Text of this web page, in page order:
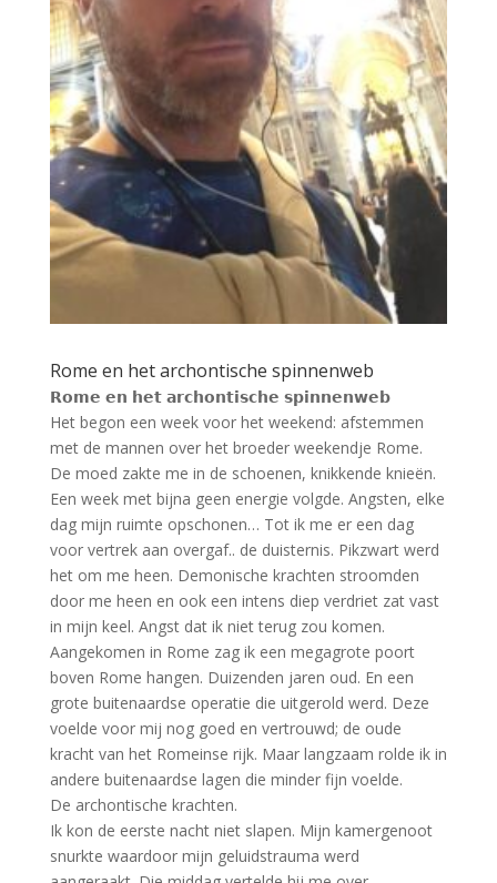
Rome en het archontische spinnenweb
𝗥𝗼𝗺𝗲 𝗲𝗻 𝗵𝗲𝘁 𝗮𝗿𝗰𝗵𝗼𝗻𝘁𝗶𝘀𝗰𝗵𝗲 𝘀𝗽𝗶𝗻𝗻𝗲𝗻𝘄𝗲𝗯
Het begon een week voor het weekend: afstemmen
met de mannen over het broeder weekendje Rome.
De moed zakte me in de schoenen, knikkende knieën.
Een week met bijna geen energie volgde. Angsten, elke
dag mijn ruimte opschonen… Tot ik me er een dag
voor vertrek aan overgaf.. de duisternis. Pikzwart werd
het om me heen. Demonische krachten stroomden
door me heen en ook een intens diep verdriet zat vast
in mijn keel. Angst dat ik niet terug zou komen.
Aangekomen in Rome zag ik een megagrote poort
boven Rome hangen. Duizenden jaren oud. En een
grote buitenaardse operatie die uitgerold werd. Deze
voelde voor mij nog goed en vertrouwd; de oude
kracht van het Romeinse rijk. Maar langzaam rolde ik in
andere buitenaardse lagen die minder fijn voelde.
De archontische krachten.
Ik kon de eerste nacht niet slapen. Mijn kamergenoot
snurkte waardoor mijn geluidstrauma werd